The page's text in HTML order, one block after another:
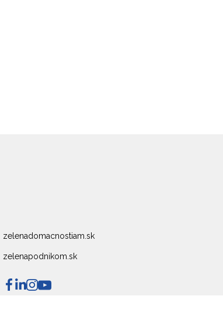
zelenadomacnostiam.sk
zelenapodnikom.sk